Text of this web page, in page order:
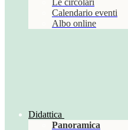
Le circolari
Calendario eventi
Albo online
Didattica
Panoramica